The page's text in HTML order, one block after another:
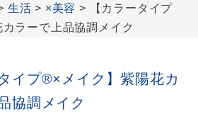
生活 > ×美容 >
【カラータイプ
ラーで上品協調メイク
イプ®️×メイク】紫陽花カ
協調メイク